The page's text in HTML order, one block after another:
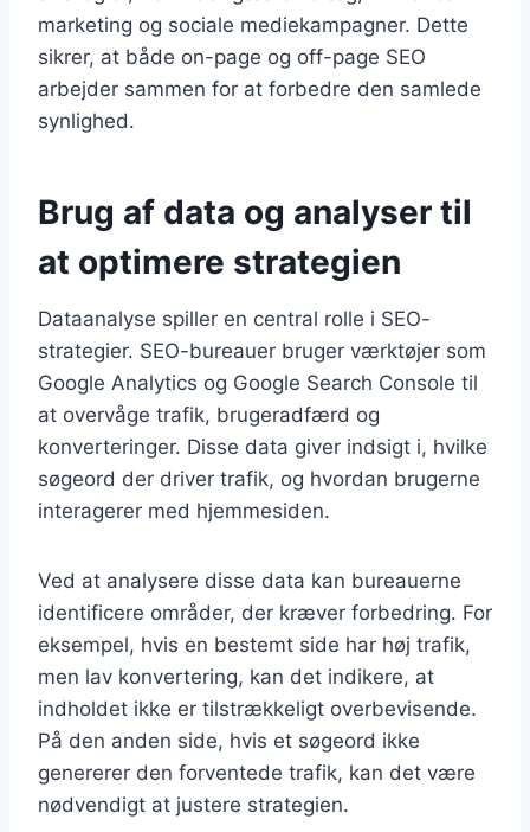
marketing og sociale mediekampagner. Dette
sikrer, at både on-page og off-page SEO
arbejder sammen for at forbedre den samlede
synlighed.
Brug af data og analyser til
at optimere strategien
Dataanalyse spiller en central rolle i SEO-
strategier. SEO-bureauer bruger værktøjer som
Google Analytics og Google Search Console til
at overvåge trafik, brugeradfærd og
konverteringer. Disse data giver indsigt i, hvilke
søgeord der driver trafik, og hvordan brugerne
interagerer med hjemmesiden.
Ved at analysere disse data kan bureauerne
identificere områder, der kræver forbedring. For
eksempel, hvis en bestemt side har høj trafik,
men lav konvertering, kan det indikere, at
indholdet ikke er tilstrækkeligt overbevisende.
På den anden side, hvis et søgeord ikke
genererer den forventede trafik, kan det være
nødvendigt at justere strategien.